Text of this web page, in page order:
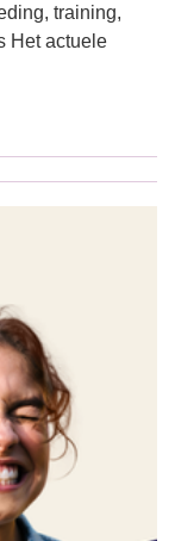
training,
Het actuele